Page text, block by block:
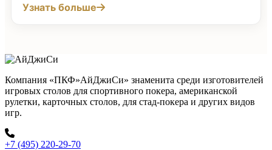
Узнать больше
Компания «ПКФ»АйДжиСи» знаменита среди изготовителей
игровых столов для спортивного покера, американской
рулетки, карточных столов, для стад-покера и других видов
игр.
+7 (495) 220-29-70